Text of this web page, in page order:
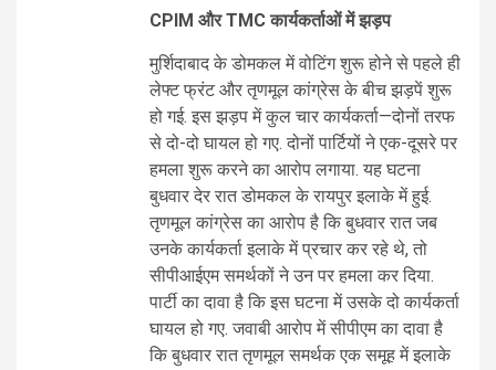
CPIM और TMC कार्यकर्ताओं में झड़प
मुर्शिदाबाद के डोमकल में वोटिंग शुरू होने से पहले ही
लेफ्ट फ्रंट और तृणमूल कांग्रेस के बीच झड़पें शुरू
हो गई. इस झड़प में कुल चार कार्यकर्ता—दोनों तरफ
से दो-दो घायल हो गए. दोनों पार्टियों ने एक-दूसरे पर
हमला शुरू करने का आरोप लगाया. यह घटना
बुधवार देर रात डोमकल के रायपुर इलाके में हुई.
तृणमूल कांग्रेस का आरोप है कि बुधवार रात जब
उनके कार्यकर्ता इलाके में प्रचार कर रहे थे, तो
सीपीआईएम समर्थकों ने उन पर हमला कर दिया.
पार्टी का दावा है कि इस घटना में उसके दो कार्यकर्ता
घायल हो गए. जवाबी आरोप में सीपीएम का दावा है
कि बुधवार रात तृणमूल समर्थक एक समूह में इलाके